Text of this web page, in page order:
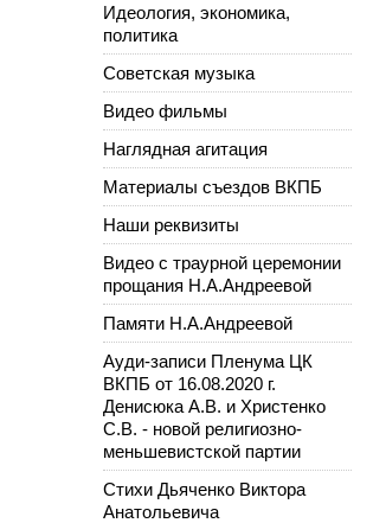
Идеология, экономика,
политика
Советская музыка
Видео фильмы
Наглядная агитация
Материалы съездов ВКПБ
Наши реквизиты
Видео с траурной церемонии
прощания Н.А.Андреевой
Памяти Н.А.Андреевой
Ауди-записи Пленума ЦК
ВКПБ от 16.08.2020 г.
Денисюка А.В. и Христенко
С.В. - новой религиозно-
меньшевистской партии
Стихи Дьяченко Виктора
Анатольевича